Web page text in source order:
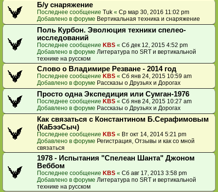
Б/у снаряжение
Последнее сообщение Tuk « Ср мар 30, 2016 11:02 pm
Добавлено в форуме Вертикальная техника и снаряжение
Поль Курбон. Эволюция техники спелео-
исследований
Последнее сообщение KBS « Сб дек 12, 2015 4:52 pm
Добавлено в форуме Литература по SRT и вертикальной
технике на русском
Слово о Владимире Резване - 2014 год
Последнее сообщение KBS « Сб янв 24, 2015 10:59 am
Добавлено в форуме Рассказы о Друзьях и Дорогах
Просто одна Экспедиция или Сумган-1976
Последнее сообщение KBS « Сб янв 24, 2015 10:27 am
Добавлено в форуме Рассказы о Друзьях и Дорогах
Как связаться с Константином Б.Серафимовым
(КаБээСыч)
Последнее сообщение KBS « Вт окт 14, 2014 5:21 pm
Добавлено в форуме Регистрация, Отзывы и как со мной
связаться
1978 - Испытания "Спелеан Шанта" Джоном
Веббом
Последнее сообщение KBS « Сб авг 17, 2013 3:58 pm
Добавлено в форуме Литература по SRT и вертикальной
технике на русском